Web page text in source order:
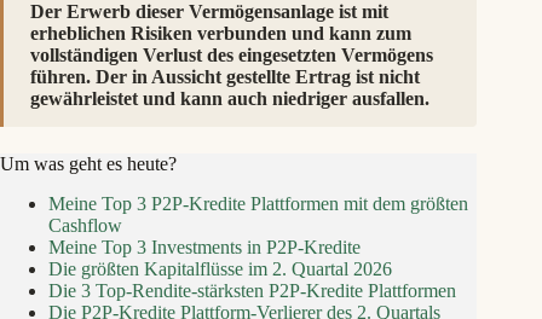
Der Erwerb dieser Vermögensanlage ist mit
erheblichen Risiken verbunden und kann zum
vollständigen Verlust des eingesetzten Vermögens
führen. Der in Aussicht gestellte Ertrag ist nicht
gewährleistet und kann auch niedriger ausfallen.
Um was geht es heute?
Meine Top 3 P2P-Kredite Plattformen mit dem größten
Cashflow
Meine Top 3 Investments in P2P-Kredite
Die größten Kapitalflüsse im 2. Quartal 2026
Die 3 Top-Rendite-stärksten P2P-Kredite Plattformen
Die P2P-Kredite Plattform-Verlierer des 2. Quartals